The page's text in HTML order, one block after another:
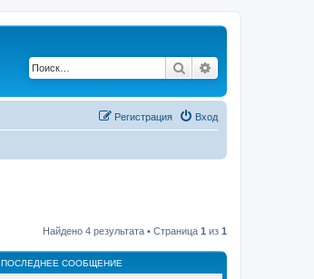
Поиск
Вход
Регистрация
Найдено 4 результата • Страница 1 из 1
ПОСЛЕДНЕЕ СООБЩЕНИЕ